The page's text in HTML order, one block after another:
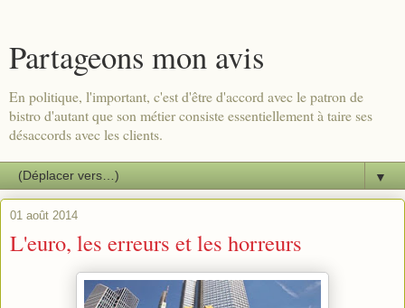
Partageons mon avis
En politique, l'important, c'est d'être d'accord avec le patron de
bistro d'autant que son métier consiste essentiellement à taire ses
désaccords avec les clients.
▼
01 août 2014
L'euro, les erreurs et les horreurs